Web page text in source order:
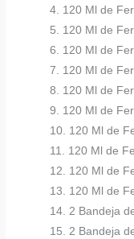
4. 120 Ml de
5. 120 Ml de
6. 120 Ml de
7. 120 Ml de
8. 120 Ml de
9. 120 Ml de
10. 120 Ml de
11. 120 Ml de
12. 120 Ml de
13. 120 Ml de
14. 2 Bandeja
15. 2 Bandeja